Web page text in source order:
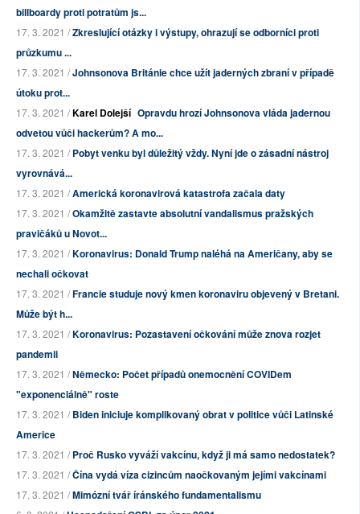
billboardy proti potratům js...
17. 3. 2021 /Zkreslující otázky i výstupy, ohrazují se odborníci proti
průzkumu ...
17. 3. 2021 /Johnsonova Británie chce užít jaderných zbraní v případě
útoku prot...
17. 3. 2021 /Karel Dolejší Opravdu hrozí Johnsonova vláda jadernou
odvetou vůči hackerům? A mo...
17. 3. 2021 /Pobyt venku byl důležitý vždy. Nyní jde o zásadní nástroj
vyrovnává...
17. 3. 2021 /Americká koronavirová katastrofa začala daty
17. 3. 2021 /Okamžitě zastavte absolutní vandalismus pražských
pravičáků u Novot...
17. 3. 2021 /Koronavirus: Donald Trump naléhá na Američany, aby se
nechali očkovat
17. 3. 2021 /Francie studuje nový kmen koronaviru objevený v Bretani.
Může být h...
17. 3. 2021 /Koronavirus: Pozastavení očkování může znova rozjet
pandemii
17. 3. 2021 /Německo: Počet případů onemocnění COVIDem
"exponenciálně" roste
17. 3. 2021 /Biden iniciuje komplikovaný obrat v politice vůči Latinské
Americe
17. 3. 2021 /Proč Rusko vyváží vakcínu, když ji má samo nedostatek?
17. 3. 2021 /Čína vydá víza cizincům naočkovaným jejími vakcínami
17. 3. 2021 /Mimózní tvář íránského fundamentalismu